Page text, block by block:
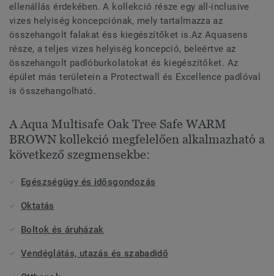
ellenállás érdekében. A kollekció része egy all-inclusive
vizes helyiség koncepciónak, mely tartalmazza az
összehangolt falakat éss kiegészítőket is.Az Aquasens
része, a teljes vizes helyiség koncepció, beleértve az
összehangolt padlóburkolatokat és kiegészítőket. Az
épület más területein a Protectwall és Excellence padlóval
is összehangolható.
A Aqua Multisafe Oak Tree Safe WARM
BROWN kollekció megfelelően alkalmazható a
következő szegmensekbe:
Egészségügy és idősgondozás
Oktatás
Boltok és áruházak
Vendéglátás, utazás és szabadidő